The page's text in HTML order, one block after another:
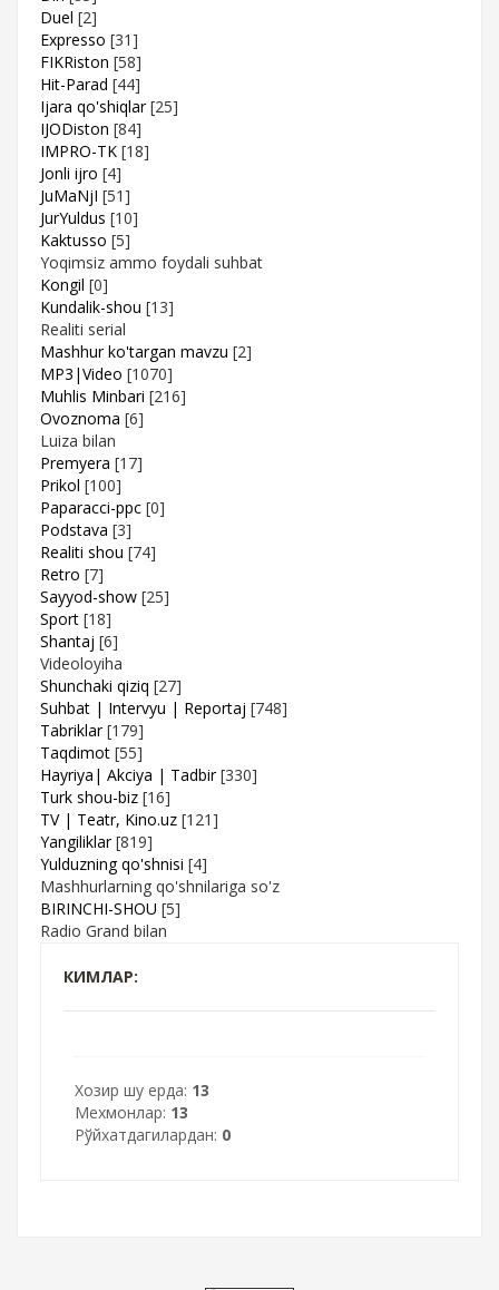
Duel [2]
Expresso [31]
FIKRiston [58]
Hit-Parad [44]
Ijara qo'shiqlar [25]
IJODiston [84]
IMPRO-TK [18]
Jonli ijro [4]
JuMaNjI [51]
JurYuldus [10]
Kaktusso [5]
Yoqimsiz ammo foydali suhbat
Kongil [0]
Kundalik-shou [13]
Realiti serial
Mashhur ko'targan mavzu [2]
MP3|Video [1070]
Muhlis Minbari [216]
Ovoznoma [6]
Luiza bilan
Premyera [17]
Prikol [100]
Paparacci-ppc [0]
Podstava [3]
Realiti shou [74]
Retro [7]
Sayyod-show [25]
Sport [18]
Shantaj [6]
Videoloyiha
Shunchaki qiziq [27]
Suhbat | Intervyu | Reportaj [748]
Tabriklar [179]
Taqdimot [55]
Hayriya| Akciya | Tadbir [330]
Turk shou-biz [16]
TV | Teatr, Kino.uz [121]
Yangiliklar [819]
Yulduzning qo'shnisi [4]
Mashhurlarning qo'shnilariga so'z
BIRINCHI-SHOU [5]
Radio Grand bilan
КИМЛАР:
Хозир шу ерда: 13
Мехмонлар: 13
Рўйхатдагилардан: 0